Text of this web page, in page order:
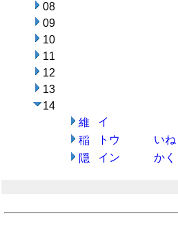
08
09
10
11
12
13
14
維
イ
稲
トウ いね
隠
イン かく